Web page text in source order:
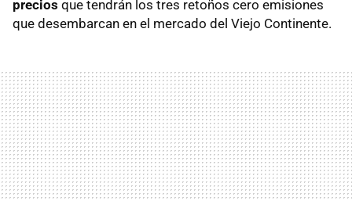
precios que tendrán los tres retoños cero emisiones
que desembarcan en el mercado del Viejo Continente.